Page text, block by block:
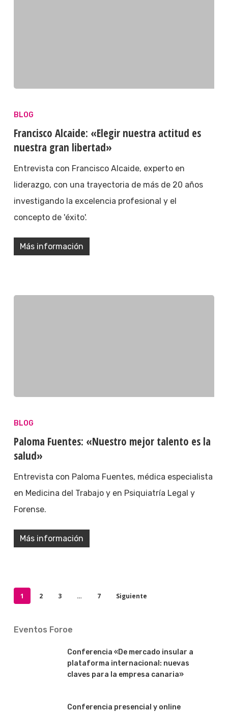
BLOG
Francisco Alcaide: «Elegir nuestra actitud es
nuestra gran libertad»
Entrevista con Francisco Alcaide, experto en
liderazgo, con una trayectoria de más de 20 años
investigando la excelencia profesional y el
concepto de 'éxito'.
Más información
BLOG
Paloma Fuentes: «Nuestro mejor talento es la
salud»
Entrevista con Paloma Fuentes, médica especialista
en Medicina del Trabajo y en Psiquiatría Legal y
Forense.
Más información
1 2 3 … 7 Siguiente
Eventos Foroe
Conferencia «De mercado insular a
plataforma internacional: nuevas
claves para la empresa canaria»
Conferencia presencial y online